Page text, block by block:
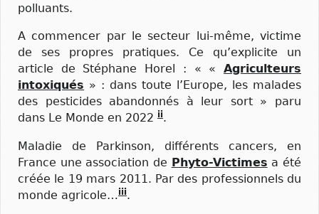
polluants.
A commencer par le secteur lui-même, victime
de ses propres pratiques. Ce qu’explicite un
article de Stéphane Horel : « « Agriculteurs
intoxiqués » : dans toute l’Europe, les malades
des pesticides abandonnés à leur sort » paru
dans Le Monde en 2022 ii.
Maladie de Parkinson, différents cancers, en
France une association de Phyto-Victimes a été
créée le 19 mars 2011. Par des professionnels du
monde agricole…iii.